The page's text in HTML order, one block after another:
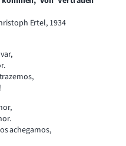
Ertel, 1934
achegamos,